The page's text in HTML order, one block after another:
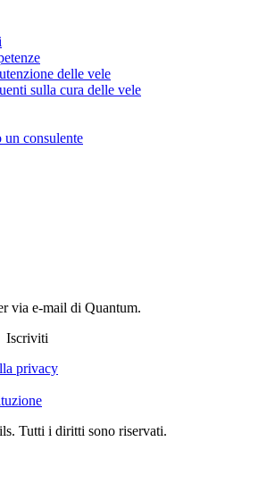
delle vele
sulla cura delle vele
consulente
via e-mail di Quantum.
Iscriviti
privacy
Tutti i diritti sono riservati.